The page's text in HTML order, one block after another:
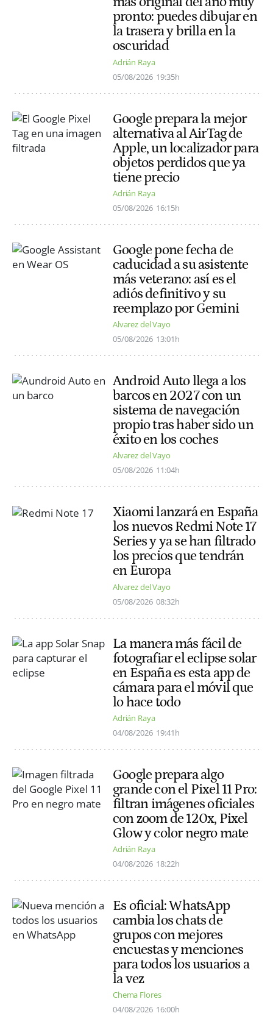
pronto: puedes dibujar en
la trasera y brilla en la
oscuridad
Adrián Raya
05/08/2026 19:35h
Google prepara la mejor
alternativa al AirTag de
Apple, un localizador para
objetos perdidos que ya
tiene precio
Adrián Raya
05/08/2026 16:15h
Google pone fecha de
caducidad a su asistente
más veterano: así es el
adiós definitivo y su
reemplazo por Gemini
Alvarez del Vayo
05/08/2026 13:01h
Android Auto llega a los
barcos en 2027 con un
sistema de navegación
propio tras haber sido un
éxito en los coches
Alvarez del Vayo
05/08/2026 11:04h
Xiaomi lanzará en España
los nuevos Redmi Note 17
Series y ya se han filtrado
los precios que tendrán
en Europa
Alvarez del Vayo
05/08/2026 08:32h
La manera más fácil de
fotografiar el eclipse solar
en España es esta app de
cámara para el móvil que
lo hace todo
Adrián Raya
04/08/2026 19:41h
Google prepara algo
grande con el Pixel 11 Pro:
filtran imágenes oficiales
con zoom de 120x, Pixel
Glow y color negro mate
Adrián Raya
04/08/2026 18:22h
Es oficial: WhatsApp
cambia los chats de
grupos con mejores
encuestas y menciones
para todos los usuarios a
la vez
Chema Flores
04/08/2026 16:00h